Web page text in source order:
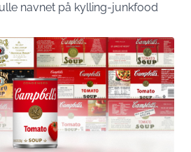
navnet på kylling-junkfood